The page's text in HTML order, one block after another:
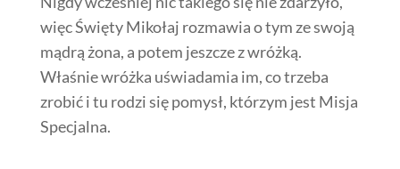
więc Święty Mikołaj rozmawia o tym ze swoją
mądrą żona, a potem jeszcze z wróżką.
Właśnie wróżka uświadamia im, co trzeba
zrobić i tu rodzi się pomysł, którzym jest Misja
Specjalna.